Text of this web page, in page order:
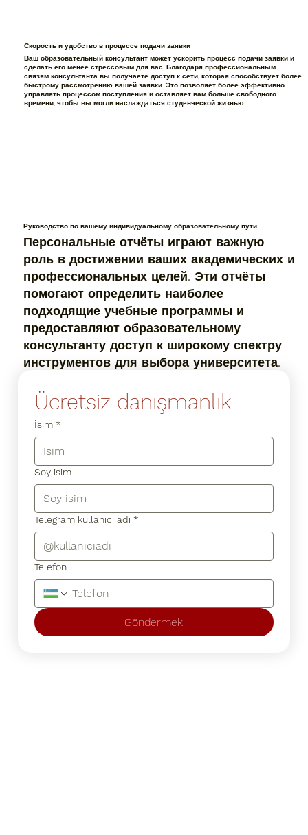
Руководство по вашему индивидуальному образовательному пути
Персональные отчёты играют важную
роль в достижении ваших академических и
профессиональных целей. Эти отчёты
помогают определить наиболее
подходящие учебные программы и
предоставляют образовательному
консультанту доступ к широкому спектру
инструментов для выбора университета.
Скорость и удобство в процессе подачи заявки
Ваш образовательный консультант может ускорить процесс подачи заявки и
сделать его менее стрессовым для вас. Благодаря профессиональным
связям консультанта вы получаете доступ к сети, которая способствует более
быстрому рассмотрению вашей заявки. Это позволяет более эффективно
управлять процессом поступления и оставляет вам больше свободного
времени, чтобы вы могли наслаждаться студенческой жизнью.
Ücretsiz danışmanlık
İsim *
Soy isim
Telegram kullanıcı adı *
Telefon
Göndermek